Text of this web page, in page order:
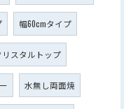
幅60cmタイプ
リスタルトップ
水無し両面焼